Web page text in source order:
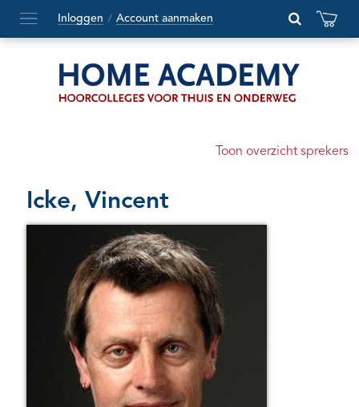
Hoofdmenu
openen
Inloggen / Account aanmaken
Toon overzicht sprekers
Icke, Vincent